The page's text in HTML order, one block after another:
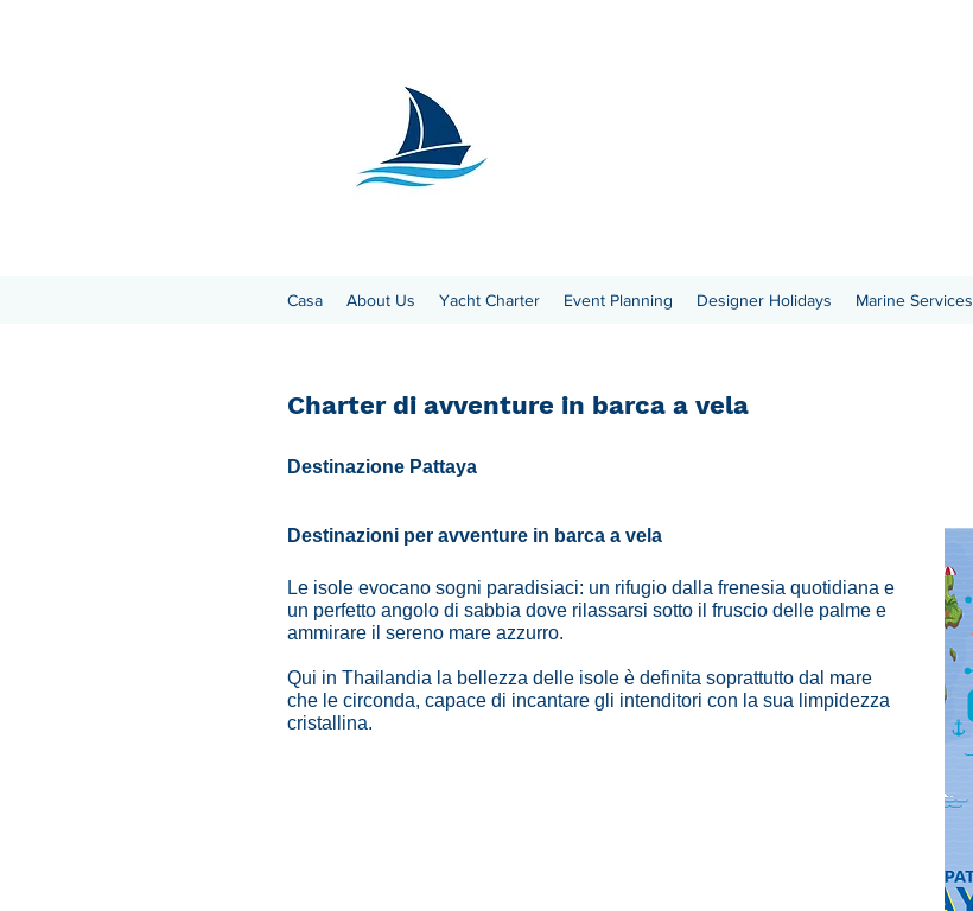
Casa About Us Yacht Charter Event Planning Designer Holidays Marine Services
Charter di avventure in barca a vela
Destinazione Pattaya
Destinazioni per avventure in barca a vela
Le isole evocano sogni paradisiaci: un rifugio dalla frenesia quotidiana e
un perfetto angolo di sabbia dove rilassarsi sotto il fruscio delle palme e
ammirare il sereno mare azzurro.
Qui in Thailandia la bellezza delle isole è definita soprattutto dal mare
che le circonda, capace di incantare gli intenditori con la sua limpidezza
cristallina.